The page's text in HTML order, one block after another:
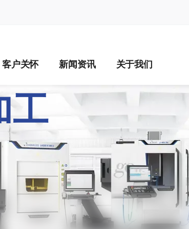
客户关怀 新闻资讯 关于我们
– 六大精
工